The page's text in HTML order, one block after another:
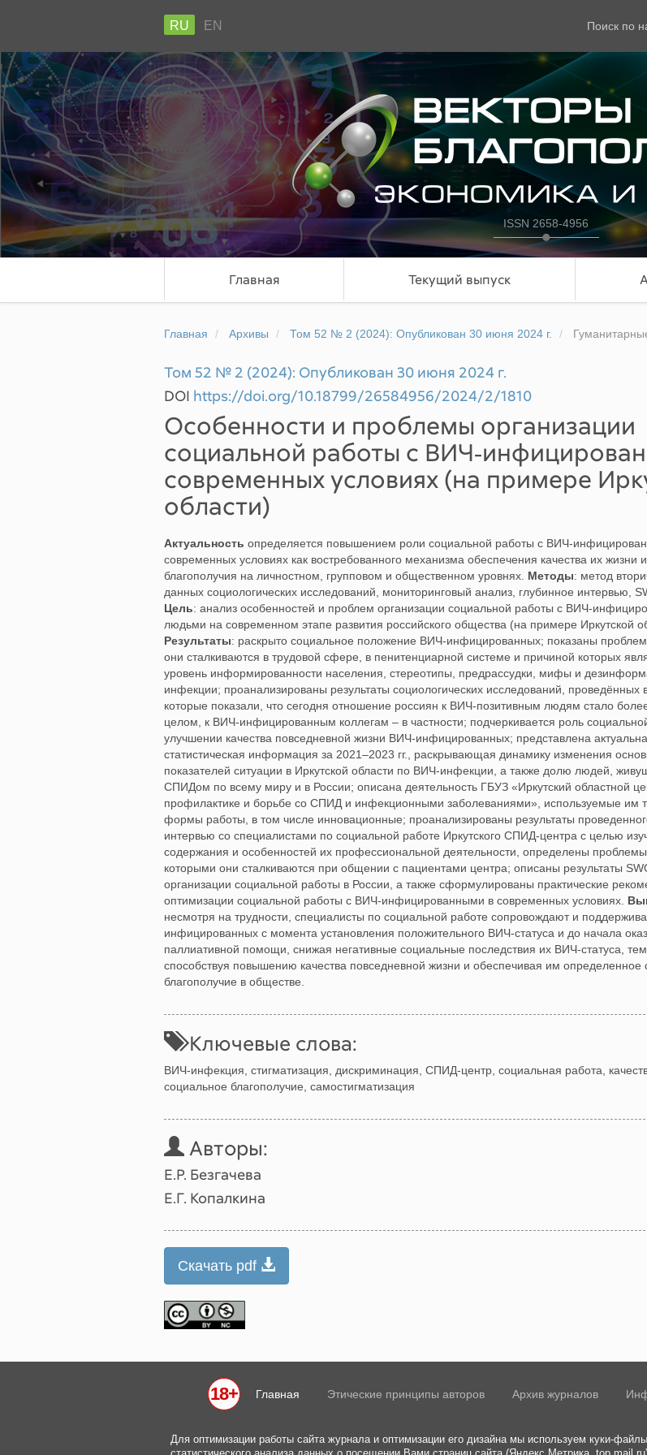
RU EN Поиск по
ISSN 2658-4956
Главная Текущий выпуск
Главная Архивы Том 52 № 2 (2024): Опубликован 30 июня 2024 г.
Том 52 № 2 (2024): Опубликован 30 июня 2024 г.
DOI https://doi.org/10.18799/26584956/2024/2/1810
Особенности и проблемы организации
социальной работы с
современных условиях (на примере
области)
Актуальность определяется повышением роли социальной работы с
современных условиях как востребованного механизма обеспечения качества их жизни
благополучия на личностном, групповом и общественном уровнях. Методы: метод
данных социологических исследований, мониторинговый анализ, глубинное интервью,
Цель: анализ особенностей и проблем организации социальной работы с
людьми на современном этапе развития российского общества (на примере Иркутской
Результаты: раскрыто социальное положение ВИЧ‐инфицированных; показаны
они сталкиваются в трудовой сфере, в пенитенциарной системе и причиной которых
уровень информированности населения, стереотипы, предрассудки, мифы и
инфекции; проанализированы результаты социологических исследований, проведённых
которые показали, что сегодня отношение россиян к ВИЧ‐позитивным людям стало
целом, к ВИЧ‐инфицированным коллегам – в частности; подчеркивается роль
улучшении качества повседневной жизни ВИЧ‐инфицированных; представлена
статистическая информация за 2021–2023 гг., раскрывающая динамику изменения
показателей ситуации в Иркутской области по ВИЧ‐инфекции, а также долю людей,
СПИДом по всему миру и в России; описана деятельность ГБУЗ «Иркутский областной
профилактике и борьбе со СПИД и инфекционными заболеваниями», используемые им
формы работы, в том числе инновационные; проанализированы результаты
интервью со специалистами по социальной работе Иркутского СПИД‐центра с целью
содержания и особенностей их профессиональной деятельности, определены
которыми они сталкиваются при общении с пациентами центра; описаны результаты
организации социальной работы в России, а также сформулированы практические
оптимизации социальной работы с ВИЧ‐инфицированными в современных условиях.
несмотря на трудности, специалисты по социальной работе сопровождают и
инфицированных с момента установления положительного ВИЧ‐статуса и до начала
паллиативной помощи, снижая негативные социальные последствия их ВИЧ‐статуса,
способствуя повышению качества повседневной жизни и обеспечивая им определенное
благополучие в обществе.
Ключевые слова:
ВИЧ‐инфекция, стигматизация, дискриминация, СПИД‐центр, социальная работа,
социальное благополучие, самостигматизация
Авторы:
Е.Р. Безгачева
Е.Г. Копалкина
Скачать pdf
18+ Главная Этические принципы авторов Архив журналов
Для оптимизации работы сайта журнала и оптимизации его дизайна мы используем куки-